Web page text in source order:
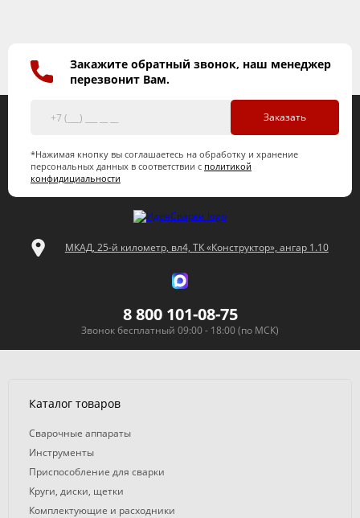
Закажите обратный звонок, наш менеджер
перезвонит Вам.
Заказать
*Нажимая кнопку вы соглашаетесь на обработку и хранение
персональных данных в соответствии с политикой
конфидициальности
МКАД, 25-й километр, вл4, ТК «Конструктор», ангар 1.10
8 800 101-08-75
Звонок бесплатный 09:00 - 18:00 (по МСК)
Каталог товаров
Сварочные аппараты
Инструменты
Приспособление для сварки
Круги, диски, щетки
Комплектующие и расходники